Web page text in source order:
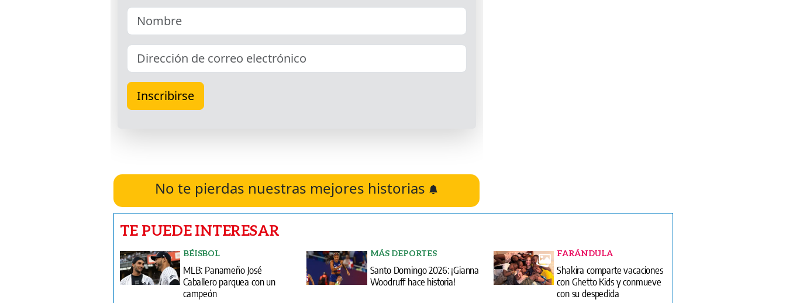
No te pierdas nuestras mejores historias
TE PUEDE INTERESAR
BÉISBOL
MLB: Panameño José
Caballero parquea con un
campeón
MÁS DEPORTES
Santo Domingo 2026: ¡Gianna
Woodruff hace historia!
FARÁNDULA
Shakira comparte vacaciones
con Ghetto Kids y conmueve
con su despedida